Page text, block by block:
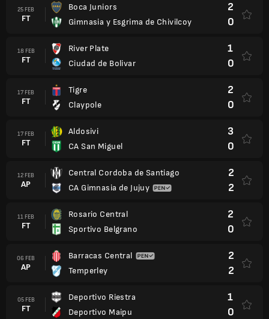
25 FEB
FT
Boca Juniors
Gimnasia y Esgrima de Chivilcoy
2
0
18 FEB
FT
River Plate
Ciudad de Bolivar
1
0
17 FEB
FT
Tigre
Claypole
2
0
17 FEB
FT
Aldosivi
CA San Miguel
3
0
12 FEB
AP
Central Cordoba de Santiago
CA Gimnasia de Jujuy
2
2
11 FEB
FT
Rosario Central
Sportivo Belgrano
2
0
06 FEB
AP
Barracas Central
Temperley
2
2
05 FEB
FT
Deportivo Riestra
Deportivo Maipu
1
0